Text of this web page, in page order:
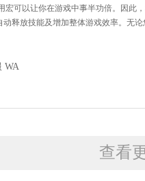
宏可以让你在游戏中事半功倍。因此
释放技能及增加整体游戏效率。无
WA
查看